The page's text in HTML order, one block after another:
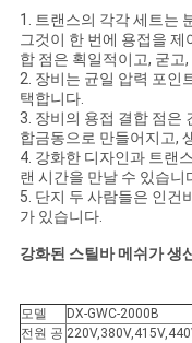
1. 트랜스의 각각 세트는
그것이 한 번에 용접을
합 점은 획일적이고, 굳고
2. 장비는 균일 압력 포인
택합니다.
3. 장비의 용접 결합 점은
합금동으로 만들어지고,
4. 강화한 디자인과 트랜
랜 시간을 만날 수 있습니
5. 단지 두 사람들은 인건
가 있습니다.
강화된 스틸바 메쉬가 생
모델 DX-GWC-2000B
전원 공